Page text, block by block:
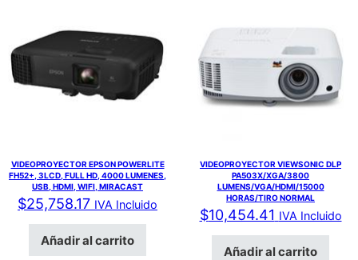
VIDEOPROYECTOR EPSON POWERLITE
FH52+, 3LCD, FULL HD, 4000 LUMENES,
USB, HDMI, WIFI, MIRACAST
$25,758.17 IVA Incluido
Añadir al carrito
VIDEOPROYECTOR VIEWSONIC DLP
PA503X/XGA/3800
LUMENS/VGA/HDMI/15000
HORAS/TIRO NORMAL
$10,454.41 IVA Incluido
Añadir al carrito